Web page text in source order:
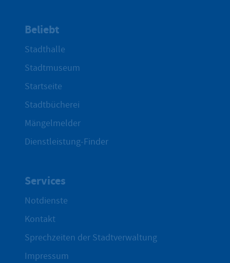
Beliebt
Stadthalle
Stadtmuseum
Startseite
Stadtbücherei
Mängelmelder
Dienstleistung-Finder
Services
Notdienste
Kontakt
Sprechzeiten der Stadtverwaltung
Impressum